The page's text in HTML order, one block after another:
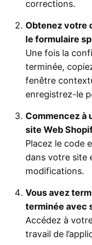
corrections.
Obtenez votre
le formulaire
Une fois la
terminée,
fenêtre
enregistrez-le
Commencez à
site Web
Placez le code
dans votre site
modifications.
Vous avez
terminée avec
Accédez à
travail de